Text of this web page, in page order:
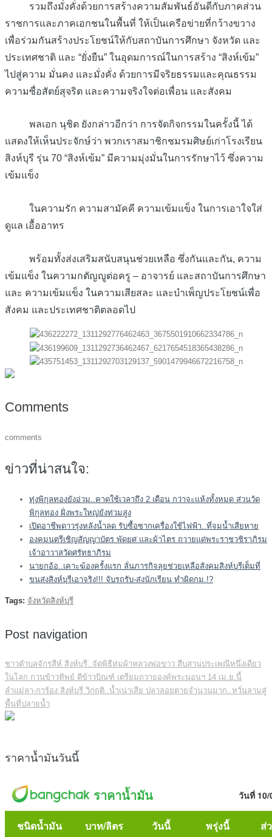
รวมถึงมั่งคั่งด้วยการสร้างความสัมพันธ์อันดีกับภาคส่วน
ราชการและภาคเอกชนในพื้นที่ ให้เป็นเครือข่ายที่กว้างขวาง
เพื่อร่วมกันสร้างประโยชน์ให้กับสถาบันการศึกษา จังหวัด และ
ประเทศชาติ และ “ยั่งยืน” ในอุดมการณ์ในการสร้าง “สิงห์เข้ม”
ไปสู่ความ มั่นคง และมั่งคั่ง ด้วยการมีจริยธรรมและคุณธรรม
ความซื่อสัตย์สุจริต และความจริงใจต่อเพื่อน และสังคม
พลเอก นุชิต ยังกล่าวอีกว่า การจัดกิจกรรมในครั้งนี้ ได้
แสดงให้เห็นประจักษ์ว่า พวกเราสมาชิกชมรมศิษย์เก่าโรงเรียน
สิงห์บุรี รุ่น 70 “สิงห์เข้ม” มีความมุ่งมั่นในการรักษาไว้ ซึ่งความ
เข้มแข็ง
ในความรัก ความสามัคคี ความเข้มแข็ง ในการเอาใจใส่
ดูแล เอื้ออาทร
พร้อมทั้งส่งเสริมสนับสนุนช่วยเหลือ ซึ่งกันและกัน, ความ
เข้มแข็ง ในความกตัญญูต่อครู – อาจารย์ และสถาบันการศึกษา
และ ความเข้มแข็ง ในความเสียสละ และบำเพ็ญประโยชน์เพื่อ
สังคม และประเทศชาติตลอดไป
Comments
comments
ข่าวที่น่าสนใจ:
ทุ่งพิกุลทองยังอ่วม..คาดใช้เวลาถึง 2 เดือน กว่าจะแห้งทั้งหมด ส่วนวัด
พิกุลทอง ฝั่งพระใหญ่ยังท่วมสูง
เปิดอาชีพดาวรุ่งหลังน้ำลด รับซื้อซากเครื่องใช้ไฟฟ้า..ที่จมน้ำเสียหาย
องคมนตรีเชิญสัญญาบัตร พัดยศ และผ้าไตร ถวายแด่พระราชวชิราภิรม
เจ้าอาวาสวัดศรัทธาภิรม
นายกอ้อ..เคาะฆ้องครั้งแรก ลั่นภารกิจลุยช่วยเหลือสังคมสิงห์บุรีเต็มที่
ขนส่งสิงห์บุรีเอาจริง!!! จับรถรับ-ส่งนักเรียน ทำผิดกม.!?
Tags: จังหวัดสิงห์บุรี
Post navigation
ชาวตำบลจักรสีห์ สิงห์บุรี..จัดพิธีห่มผ้าหลวงพ่อขาว สืบสานประเพณีหนึ่งเดียว
ในโลก กวนข้าวทิพย์ ตีข้าวบิณฑ์ เตรียมถวายองค์พระนอนฯ 14 เม.ย.นี้
ลำแม่ลา-การ้อง สิงห์บุรี วิกฤติ..น้ำเน่าเสีย ปลาลอยตายจำนวนมาก..หวั่นลามสู่
พื้นที่ปลายน้ำ
ราคาน้ำมันวันนี้